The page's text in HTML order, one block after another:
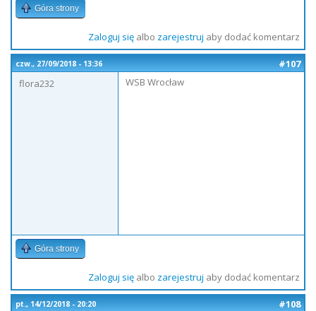
Góra strony
Zaloguj sięalbo zarejestruj aby dodać komentarz
czw., 27/09/2018 - 13:36
#107
flora232
WSB Wrocław
Góra strony
Zaloguj sięalbo zarejestruj aby dodać komentarz
pt., 14/12/2018 - 20:20
#108